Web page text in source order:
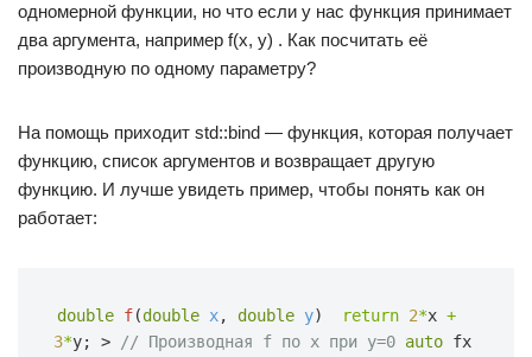
одномерной функции, но что если у нас функция принимает
два аргумента, например f(x, y) . Как посчитать её
производную по одному параметру?
На помощь приходит std::bind — функция, которая получает
функцию, список аргументов и возвращает другую
функцию. И лучше увидеть пример, чтобы понять как он
работает:
double f(double x, double y) return 2*x +
3*y; > // Производная f по x при y=0 auto fx